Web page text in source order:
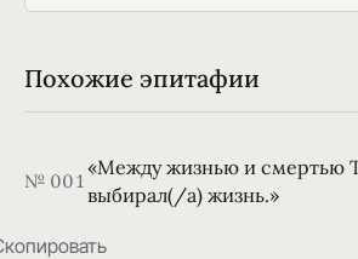
Похожие эпитафии
№ 001
«Между жизнью и смертью
выбирал(/а) жизнь.»